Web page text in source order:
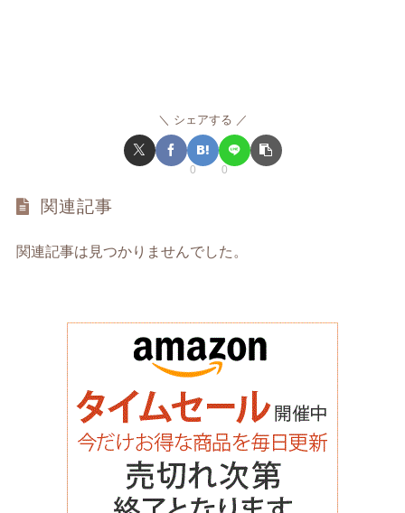
シェアする
0 0
関連記事
関連記事は見つかりませんでした。